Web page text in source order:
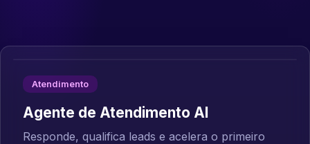
Atendimento
Agente de Atendimento AI
Responde, qualifica leads e acelera o primeiro